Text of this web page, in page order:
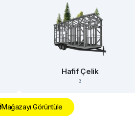
Hafif Çelik
3
Mağazayı Görüntüle